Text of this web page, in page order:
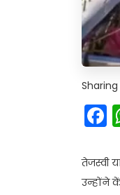
तेजस्वी
उन्होंने